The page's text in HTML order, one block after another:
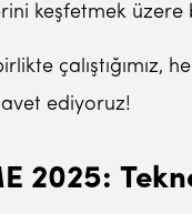
keşfetmek
çalıştığımız,
ediyoruz!
2025: